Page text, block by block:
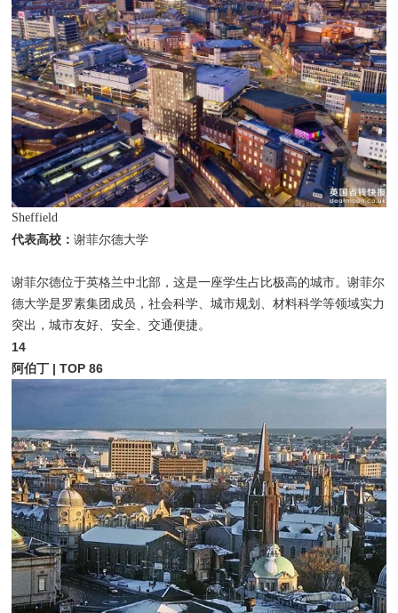
Sheffield
代表高校：谢菲尔德大学
谢菲尔德位于英格兰中北部，这是一座学生占比极高的城市。谢菲尔
德大学是罗素集团成员，社会科学、城市规划、材料科学等领域实力
突出，城市友好、安全、交通便捷。
14
阿伯丁 | TOP 86